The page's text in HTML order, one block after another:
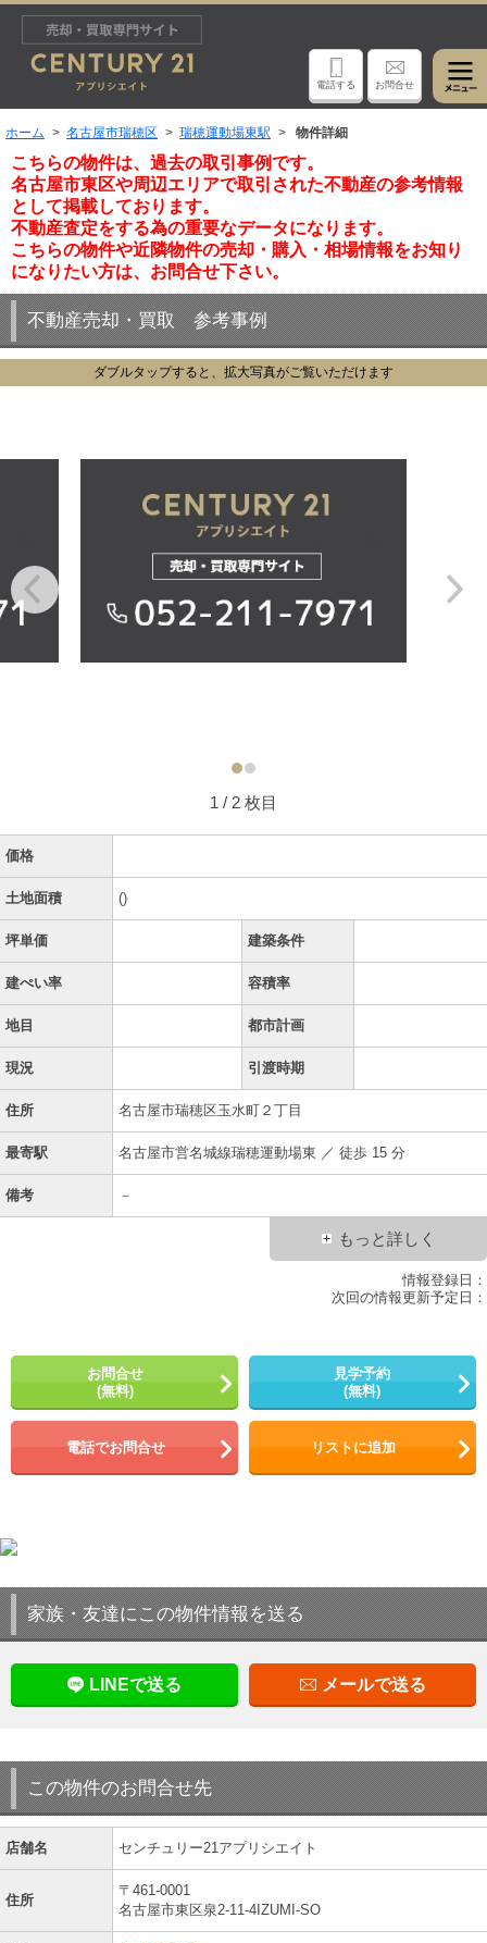
電話する お問合せ
ホーム 名古屋市瑞穂区 瑞穂運動場東駅 物件詳細
こちらの物件は、過去の取引事例です。
名古屋市東区や周辺エリアで取引された不動産の参考情報
として掲載しております。
不動産査定をする為の重要なデータになります。
こちらの物件や近隣物件の売却・購入・相場情報をお知り
になりたい方は、お問合せ下さい。
不動産売却・買取 参考事例
ダブルタップすると、拡大写真がご覧いただけます
1 / 2 枚目
価格
土地面積 ()
坪単価 建築条件
建ぺい率 容積率
地目 都市計画
現況 引渡時期
住所 名古屋市瑞穂区玉水町２丁目
最寄駅 名古屋市営名城線瑞穂運動場東 ／ 徒歩 15 分
備考 －
もっと詳しく
情報登録日：
次回の情報更新予定日：
お問合せ
(無料)
見学予約
(無料)
電話でお問合せ リストに追加
家族・友達にこの物件情報を送る
LINEで送る メールで送る
この物件のお問合せ先
店舗名 センチュリー21アプリシエイト
住所
〒461-0001
名古屋市東区泉2-11-4IZUMI-SO